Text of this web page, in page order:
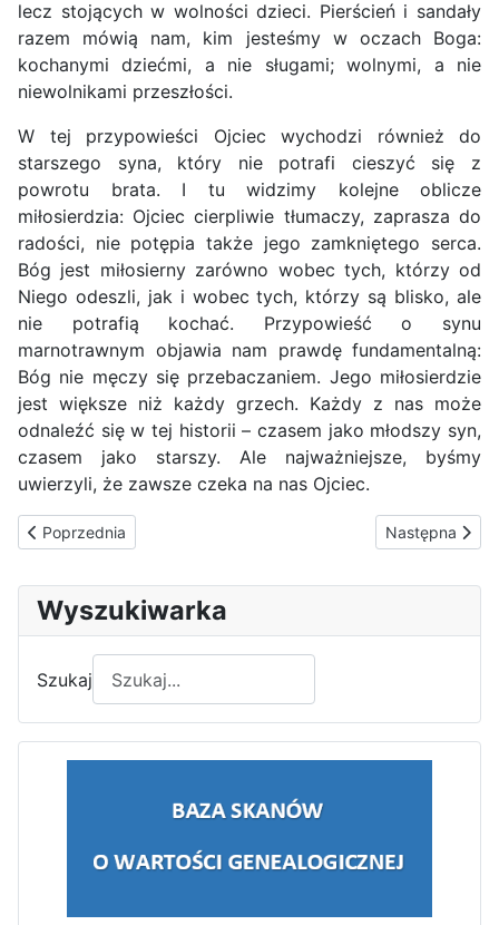
lecz stojących w wolności dzieci. Pierścień i sandały
razem mówią nam, kim jesteśmy w oczach Boga:
kochanymi dziećmi, a nie sługami; wolnymi, a nie
niewolnikami przeszłości.
W tej przypowieści Ojciec wychodzi również do
starszego syna, który nie potrafi cieszyć się z
powrotu brata. I tu widzimy kolejne oblicze
miłosierdzia: Ojciec cierpliwie tłumaczy, zaprasza do
radości, nie potępia także jego zamkniętego serca.
Bóg jest miłosierny zarówno wobec tych, którzy od
Niego odeszli, jak i wobec tych, którzy są blisko, ale
nie potrafią kochać. Przypowieść o synu
marnotrawnym objawia nam prawdę fundamentalną:
Bóg nie męczy się przebaczaniem. Jego miłosierdzie
jest większe niż każdy grzech. Każdy z nas może
odnaleźć się w tej historii – czasem jako młodszy syn,
czasem jako starszy. Ale najważniejsze, byśmy
uwierzyli, że zawsze czeka na nas Ojciec.
Poprzednia strona: Katecheza 25 stycznia 2026. Miłosierdzie
Poprzednia Następna
Następna
Wyszukiwarka
Szukaj